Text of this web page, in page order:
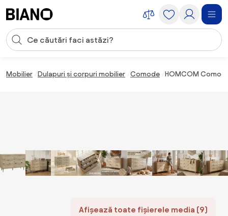
Introducerea căutării
Mobilier Dulapuri și corpuri mobilier Comode HOMCOM
Afișează toate fișierele media (9)